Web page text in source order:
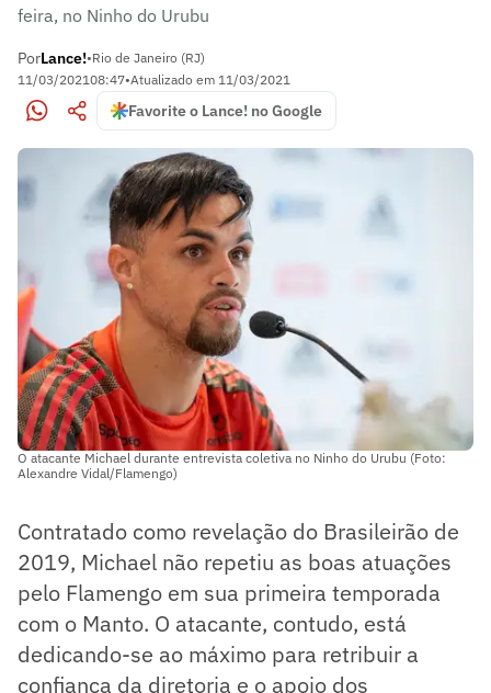
feira, no Ninho do Urubu
PorLance!•Rio de Janeiro (RJ)
11/03/202108:47•Atualizado em 11/03/2021
Favorite o Lance! no Google
O atacante Michael durante entrevista coletiva no Ninho do Urubu (Foto:
Alexandre Vidal/Flamengo)
Contratado como revelação do Brasileirão de
2019, Michael não repetiu as boas atuações
pelo Flamengo em sua primeira temporada
com o Manto. O atacante, contudo, está
dedicando-se ao máximo para retribuir a
confiança da diretoria e o apoio dos